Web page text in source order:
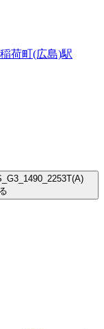
荷町(広島)駅